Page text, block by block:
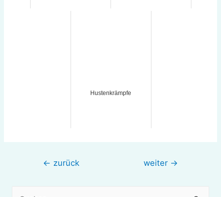
Hustenkrämpfe
Beitragsnavigation
← zurück weiter →